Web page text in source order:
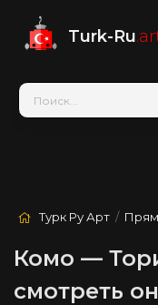
Turk-Ru
Турк Ру Арт /
Комо —
смотреть